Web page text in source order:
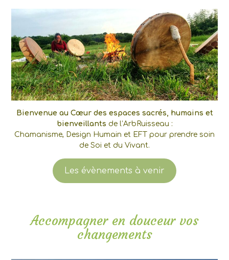
Bienvenue au Cœur des espaces sacrés, humains et
bienveillants de l’ArbRuisseau :
Chamanisme, Design Humain et EFT pour prendre soin
de Soi et du Vivant.
Les évènements à venir
Accompagner en douceur vos
changements